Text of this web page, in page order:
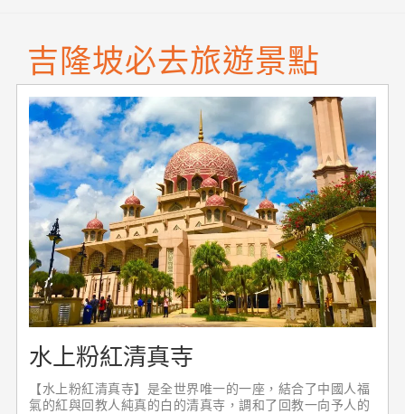
吉隆坡必去旅遊景點
水上粉紅清真寺
【水上粉紅清真寺】是全世界唯一的一座，結合了中國人福
氣的紅與回教人純真的白的清真寺，調和了回教一向予人的